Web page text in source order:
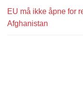
EU må ikke åpne for
Afghanistan